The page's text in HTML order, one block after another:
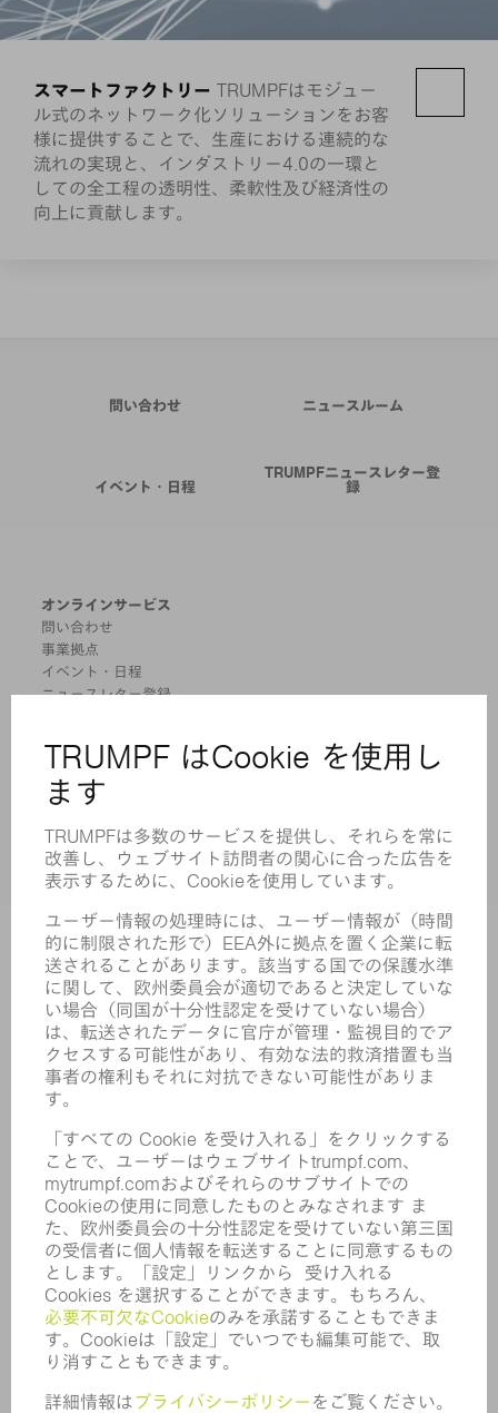
スマートファクトリー TRUMPFはモジュー
ル式のネットワーク化ソリューションをお客
様に提供することで、生産における連続的な
流れの実現と、インダストリー4.0の一環と
しての全工程の透明性、柔軟性及び経済性の
向上に貢献します。
問い合わせ ニュースルーム
イベント・日程
TRUMPFニュースレター登
録
オンラインサービス
問い合わせ
事業拠点
イベント・日程
ニュースレター登録
製品
機械 & システム
レーザ
パワーエレクトロニクス
電気ツール
スマートファクトリー
ソフトウェア
サービス
アプリケーション
業界
企業
キャリア
求人情報
企業プロフィール
取締役会
年次報告書
コンプライアンス
内部通報制度
セキュリティ
プレスリリース
マガジン
サステナビリティ
気候と環境
社会と地域
コーポレートガバナンス